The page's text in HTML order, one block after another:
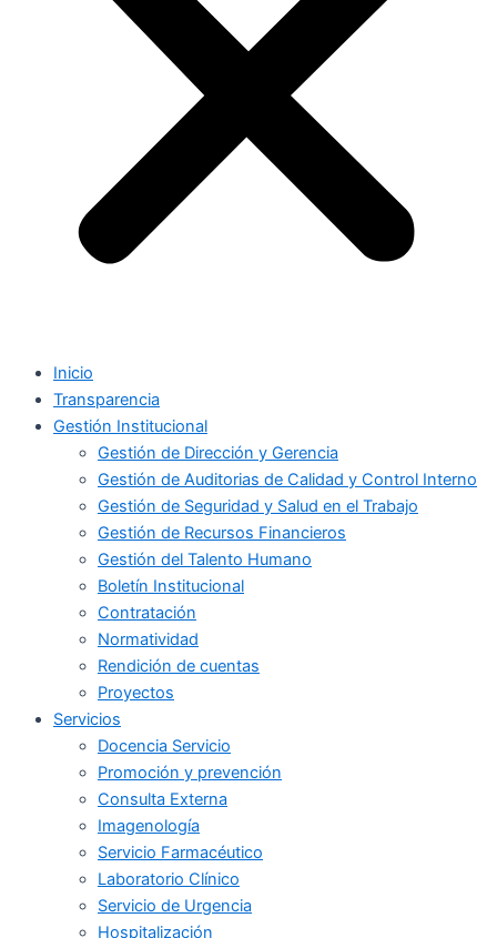
Inicio
Transparencia
Gestión Institucional
Gestión de Dirección y Gerencia
Gestión de Auditorias de Calidad y Control Interno
Gestión de Seguridad y Salud en el Trabajo
Gestión de Recursos Financieros
Gestión del Talento Humano
Boletín Institucional
Contratación
Normatividad
Rendición de cuentas
Proyectos
Servicios
Docencia Servicio
Promoción y prevención
Consulta Externa
Imagenología
Servicio Farmacéutico
Laboratorio Clínico
Servicio de Urgencia
Hospitalización